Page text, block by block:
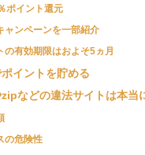
ポイント還元
ャンペーンを一部紹介
の有効期限はおよそ5ヵ月
イントを貯める
などの違法サイトは本当
の危険性